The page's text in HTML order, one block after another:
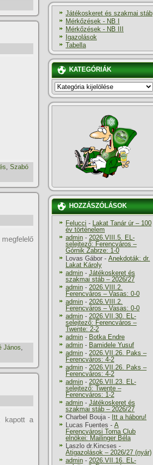
, Szabó
János,
kapott a
Játékoskeret és szakmai stáb
Mérkőzések - NB I
Mérkőzések - NB III
Igazolások
Tabella
KATEGÓRIÁK
KATEGÓRIÁK
HOZZÁSZÓLÁSOK
Felucci - Lakat Tanár úr – 100
év történelem
admin - 2026.VIII.5. EL-
selejtező: Ferencváros –
Górnik Zabrze: 1-0
Lovas Gábor - Anekdoták: dr.
Lakat Károly
admin - Játékoskeret és
szakmai stáb – 2026/27
admin - 2026.VIII.2.
Ferencváros – Vasas: 0-0
admin - 2026.VIII.2.
Ferencváros – Vasas: 0-0
admin - 2026.VII.30. EL-
selejtező: Ferencváros –
Twente: 2-2
admin - Botka Endre
admin - Bamidele Yusuf
admin - 2026.VII.26. Paks –
Ferencváros: 4-2
admin - 2026.VII.26. Paks –
Ferencváros: 4-2
admin - 2026.VII.23. EL-
selejtező: Twente –
Ferencváros: 1-2
admin - Játékoskeret és
szakmai stáb – 2026/27
Charbel Bouja- Itt a háboru!
Lucas Fuentes - A
Ferencvárosi Torna Club
elnökei: Mailinger Béla
Laszlo dr.Kincses -
Átigazolások – 2026/27 (nyár)
admin - 2026.VII.16. EL-